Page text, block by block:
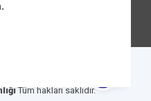
Tüm hakları saklıdır.